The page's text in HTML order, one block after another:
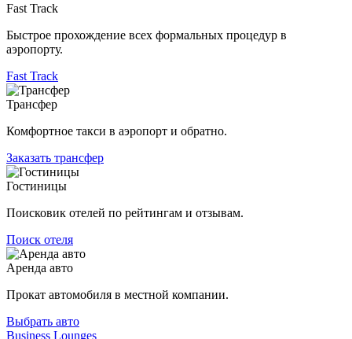
Fast Track
Быстрое прохождение всех формальных процедур в
аэропорту.
Fast Track
Трансфер
Комфортное такси в аэропорт и обратно.
Заказать трансфер
Гостиницы
Поисковик отелей по рейтингам и отзывам.
Поиск отеля
Аренда авто
Прокат автомобиля в местной компании.
Выбрать авто
Business Lounges